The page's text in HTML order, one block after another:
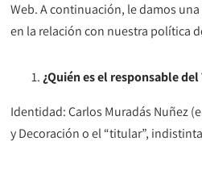
Web. A continuación, le damos
en la relación con nuestra política
¿Quién es el responsable
Identidad: Carlos Muradás Nuñez
y Decoración o el “titular”,